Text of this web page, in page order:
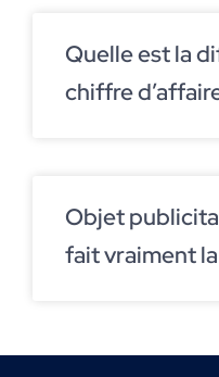
Quelle est la
chiffre
Objet
fait vraiment